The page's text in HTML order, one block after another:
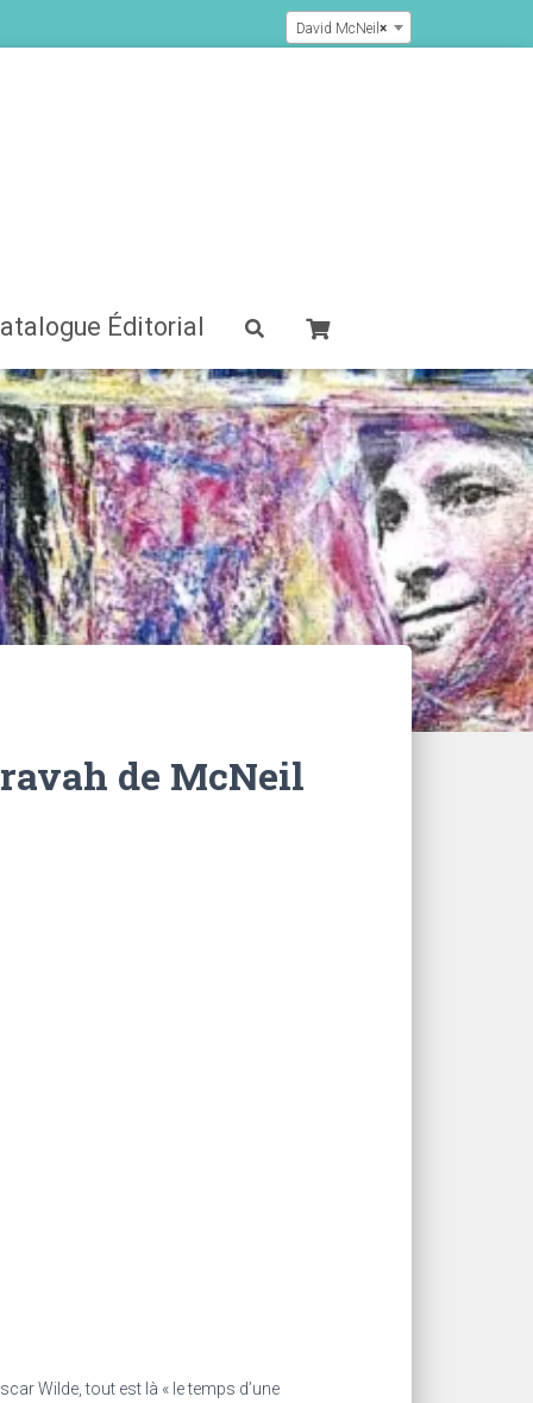
×
David McNeil
Éditorial
de McNeil
Wilde, tout est là « le temps d’une